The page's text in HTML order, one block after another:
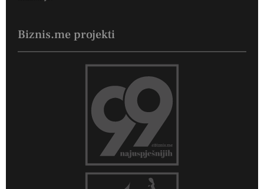
Biznis.me projekti